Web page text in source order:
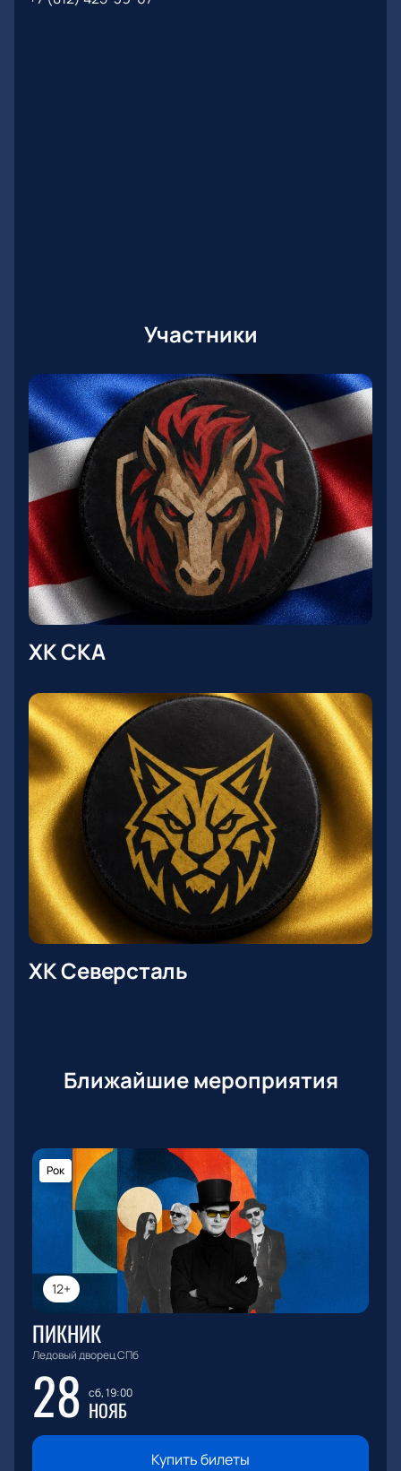
Участники
ХК СКА
ХК Северсталь
Ближайшие мероприятия
12+
Рок
ПИКНИК
Ледовый дворец СПб
28 сб, 19:00
НОЯБ
Купить билеты